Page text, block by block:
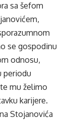
sa šefom
se gospodinu
odnosu,
periodu
mu želimo
karijere.
Stojanovića